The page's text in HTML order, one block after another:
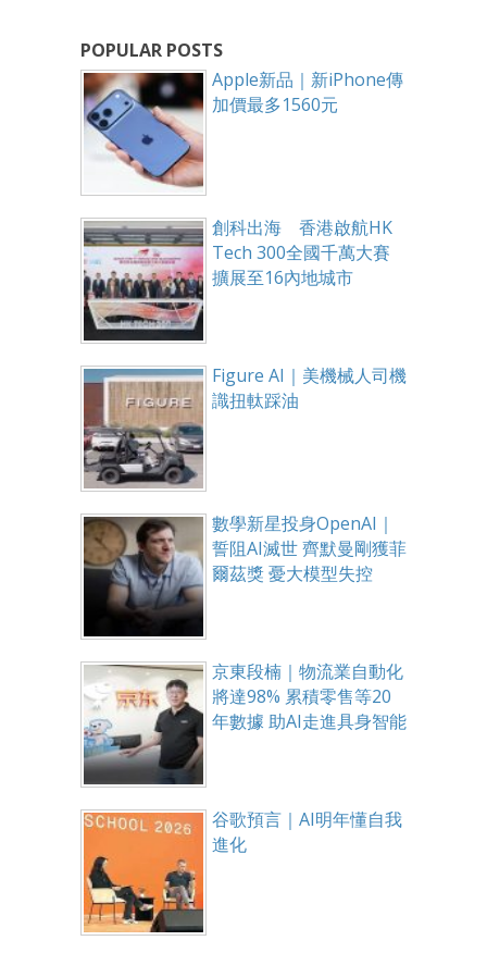
POPULAR POSTS
Apple新品｜新iPhone傳
加價最多1560元
創科出海 香港啟航HK
Tech 300全國千萬大賽
擴展至16內地城市
Figure AI｜美機械人司機
識扭軚踩油
數學新星投身OpenAI｜
誓阻AI滅世 齊默曼剛獲菲
爾茲獎 憂大模型失控
京東段楠｜物流業自動化
將達98% 累積零售等20
年數據 助AI走進具身智能
谷歌預言｜AI明年懂自我
進化